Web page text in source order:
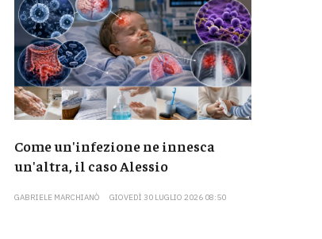
Come un'infezione ne innesca
un'altra, il caso Alessio
GABRIELE MARCHIANÒ GIOVEDÌ 30 LUGLIO 2026 08:50